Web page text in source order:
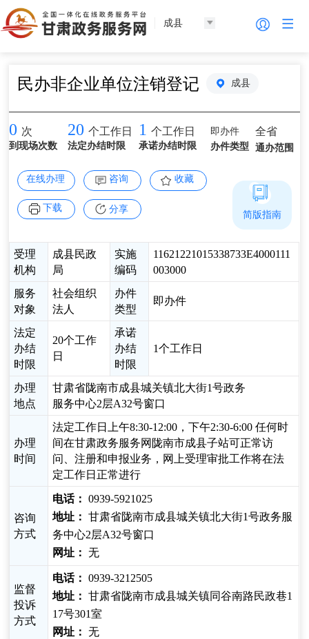
成县
民办非企业单位注销登记 成县
0 次
到现场次数
20 个工作日
法定办结时限
1 个工作日
承诺办结时限
即办件
办件类型
全省
通办范围
在线办理 咨询 收藏
下载 分享
受理
机构
成县民政
局
实施
编码
11621221015338733E4000111
003000
服务
对象
社会组织
法人
办件
类型
即办件
法定
办结
时限
20个工作
日
承诺
办结
时限
1个工作日
办理
地点
甘肃省陇南市成县城关镇北大街1号政务
服务中心2层A32号窗口
办理
时间
法定工作日上午8:30-12:00，下午2:30-6:00 任何时
间在甘肃政务服务网陇南市成县子站可正常访
问、注册和申报业务，网上受理审批工作将在法
定工作日正常进行
咨询
方式
电话： 0939-5921025
地址： 甘肃省陇南市成县城关镇北大街1号政务服
务中心2层A32号窗口
网址： 无
监督
投诉
方式
电话： 0939-3212505
地址： 甘肃省陇南市成县城关镇同谷南路民政巷1
17号301室
网址： 无
简版指南